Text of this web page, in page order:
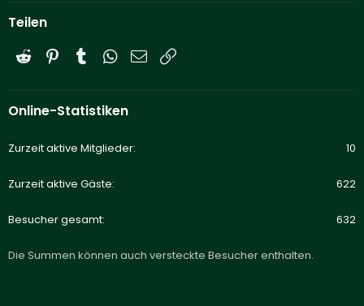
Teilen
Reddit PinterestTumblrWhatsApp
E-Mail
Online-Statistiken
Zurzeit aktive Mitglieder 10
Zurzeit aktive Gäste 622
Besucher gesamt 632
Die Summen können auch versteckte Besucher enthalten.